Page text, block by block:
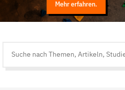
Mehr erfahren.